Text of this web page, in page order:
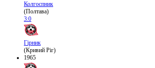
Колгоспник
(Полтава)
3:0
Гірник
(Кривий Ріг)
1965